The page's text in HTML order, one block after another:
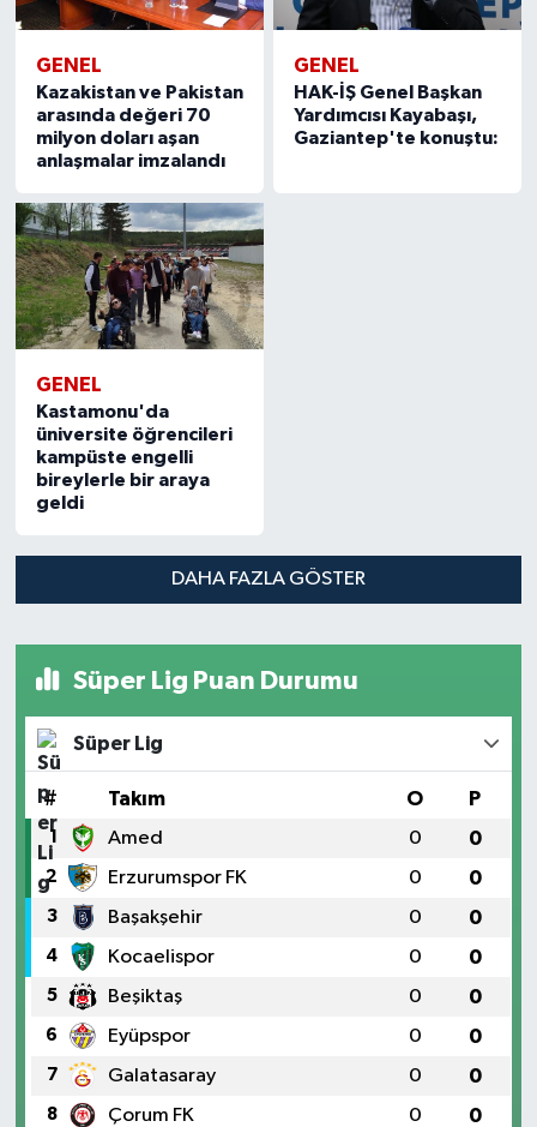
GENEL
Kazakistan ve Pakistan
arasında değeri 70
milyon doları aşan
anlaşmalar imzalandı
GENEL
HAK-İŞ Genel Başkan
Yardımcısı Kayabaşı,
Gaziantep'te konuştu:
GENEL
Kastamonu'da
üniversite öğrencileri
kampüste engelli
bireylerle bir araya
geldi
DAHA FAZLA GÖSTER
Süper Lig Puan Durumu
Süper Lig
# Takım O P
1 Amed 0 0
2 Erzurumspor FK 0 0
3 Başakşehir 0 0
4 Kocaelispor 0 0
5 Beşiktaş 0 0
6 Eyüpspor 0 0
7 Galatasaray 0 0
8 Çorum FK 0 0